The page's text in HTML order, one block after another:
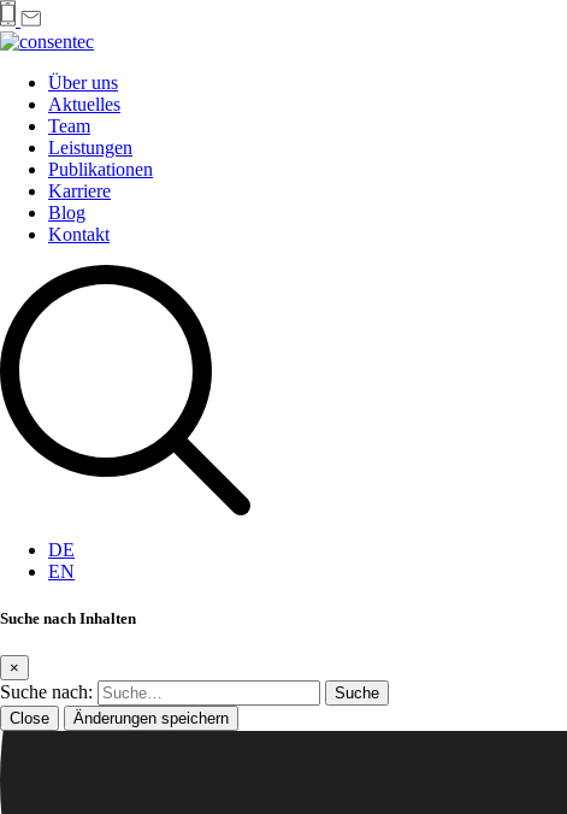
Über uns
Aktuelles
Team
Leistungen
Publikationen
Karriere
Blog
Kontakt
DE
EN
Suche nach Inhalten
×
Suche nach:
Close Änderungen speichern